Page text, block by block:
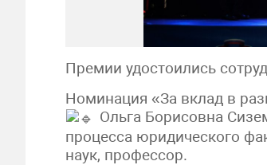
Премии удостоились
Номинация «За вклад в
Ольга Борисовна
процесса юридического
наук, профессор.